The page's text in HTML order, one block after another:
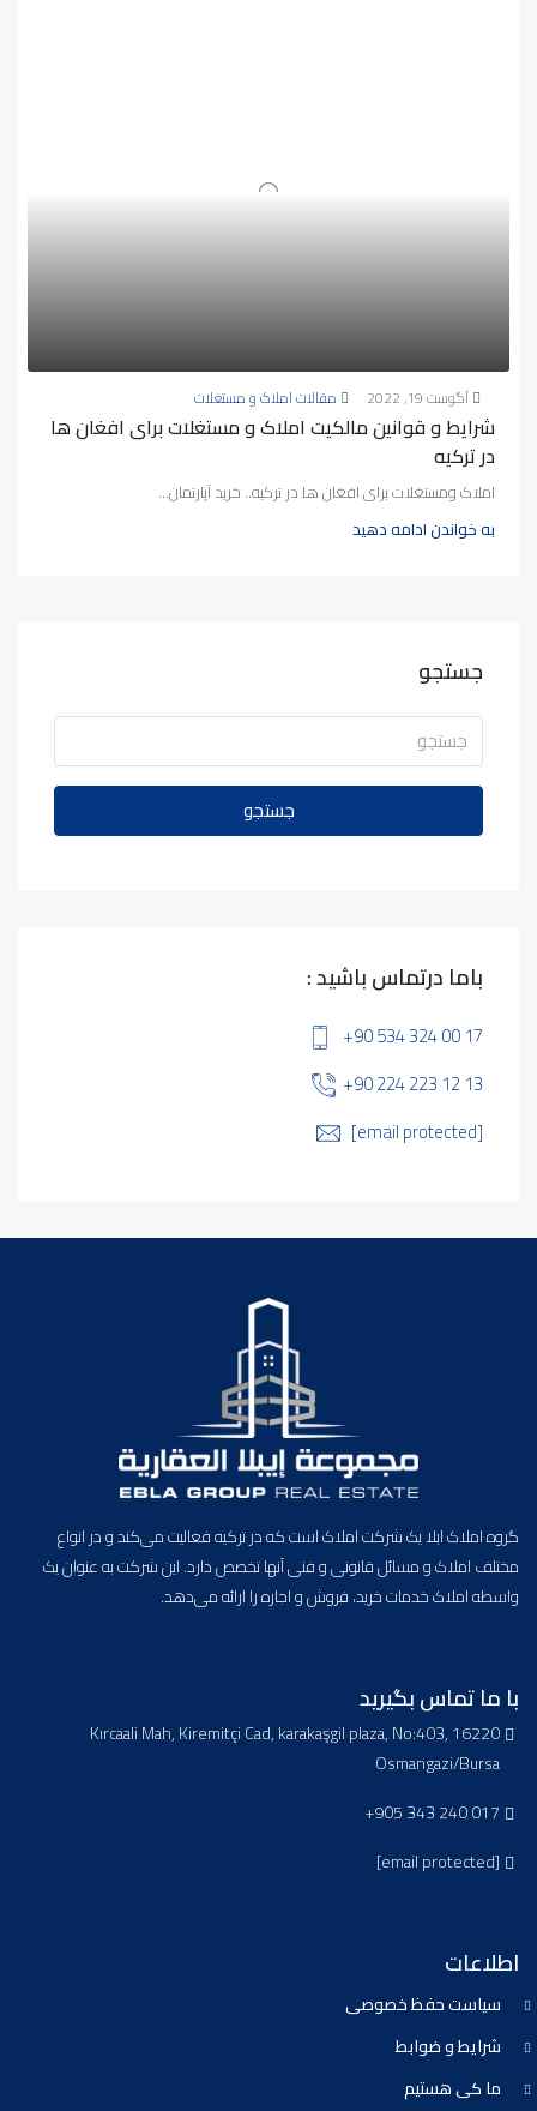
آگوست 19, 2022 مقالات املاک و مستغلات
شرایط و قوانین مالکیت املاک و مستغلات برای افغان ها
در ترکیه
املاک ومستغلات برای افغان ها در ترکیه.. خرید آپارتمان...
به خواندن ادامه دهید
جستجو
جستجو
باما درتماس باشید :
+90 534 324 00 17
+90 224 223 12 13
[email protected]
گروه املاک ابلا یک شرکت املاک است که در ترکیه فعالیت می‌کند و در انواع
مختلف املاک و مسائل قانونی و فنی آنها تخصص دارد. این شرکت به عنوان یک
واسطه املاک خدمات خرید، فروش و اجاره را ارائه می‌دهد.
با ما تماس بگیرید
Kırcaali Mah, Kiremitçi Cad, karakaşgil plaza, No:403, 16220
Osmangazi/Bursa
+905 343 240 017
[email protected]
اطلاعات
سیاست حفظ خصوصی
شرایط و ضوابط
ما کی هستیم